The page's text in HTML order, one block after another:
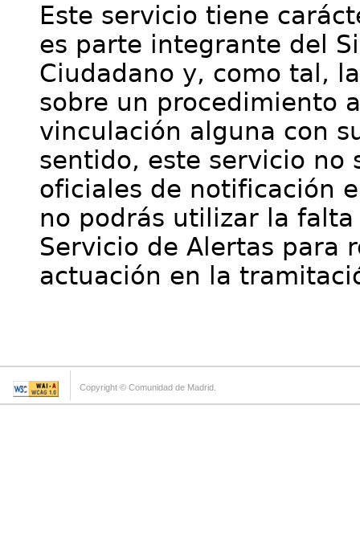
Este servicio tiene
es parte integrante del
Ciudadano y, como tal,
sobre un procedimiento
vinculación alguna con
sentido, este servicio no
oficiales de notificación
no podrás utilizar la
Servicio de Alertas para
actuación en la
Copyright © Comunidad de Madrid.